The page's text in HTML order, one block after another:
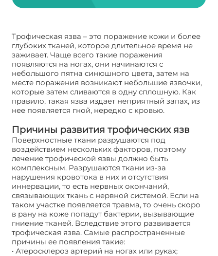
Трофическая язва – это поражение кожи и более
глубоких тканей, которое длительное время не
заживает. Чаще всего такие поражения
появляются на ногах, они начинаются с
небольшого пятна синюшного цвета, затем на
месте поражения возникают небольшие язвочки,
которые затем сливаются в одну сплошную. Как
правило, такая язва издает неприятный запах, из
нее появляется гной, нередко с кровью.
Причины развития трофических язв
Поверхностные ткани разрушаются под
воздействием нескольких факторов, поэтому
лечение трофической язвы должно быть
комплексным. Разрушаются ткани из-за
нарушения кровотока в них и отсутствия
иннервации, то есть нервных окончаний,
связывающих ткань с нервной системой. Если на
таком участке появляется травма, то очень скоро
в рану на коже попадут бактерии, вызывающие
гниение тканей. Вследствие этого развивается
трофическая язва. Самые распространенные
причины ее появления такие:
• Атеросклероз артерий на ногах или руках;